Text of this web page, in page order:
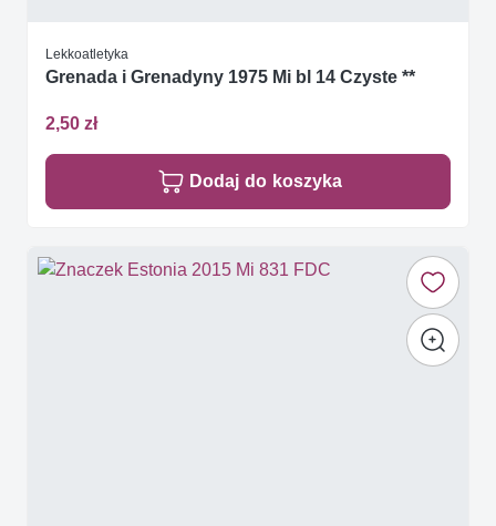
Lekkoatletyka
Grenada i Grenadyny 1975 Mi bl 14 Czyste **
2,50 zł
Dodaj do koszyka